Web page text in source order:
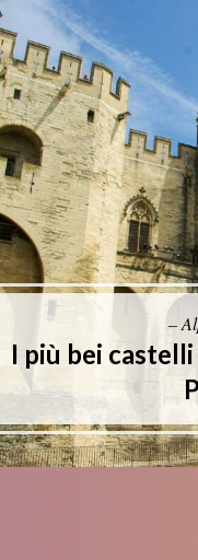
–
I più bei